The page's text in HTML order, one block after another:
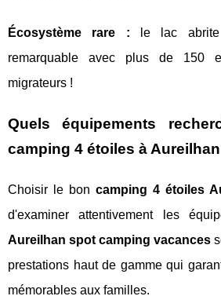
Écosystème rare : le lac abrite
remarquable avec plus de 150
migrateurs !
Quels équipements
camping 4 étoiles à
Choisir le bon camping 4 étoiles
d'examiner attentivement les
Aureilhan spot camping vacances
prestations haut de gamme qui
mémorables aux familles.